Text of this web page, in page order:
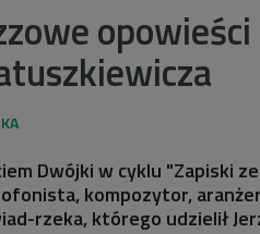
Dwójki w cyklu "Zapiski
kompozytor,
rzeka, którego udzielił